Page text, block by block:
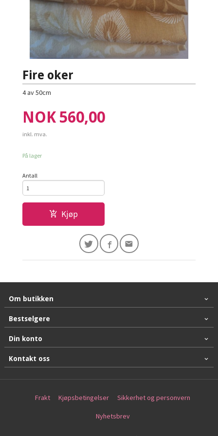
Fire oker
4 av 50cm
Pris
NOK 560,00
inkl. mva.
På lager
Antall
Kjøp
Om butikken
Bestselgere
Din konto
Kontakt oss
Frakt Kjøpsbetingelser Sikkerhet og personvern
Nyhetsbrev